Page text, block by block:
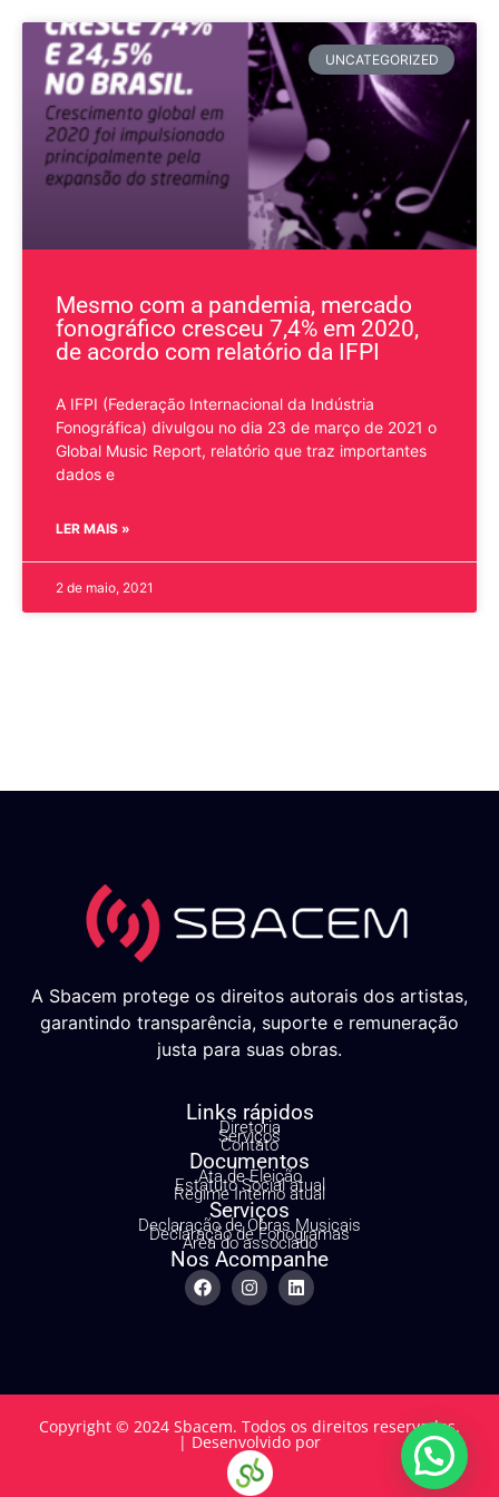
UNCATEGORIZED
Mesmo com a pandemia, mercado
fonográfico cresceu 7,4% em 2020,
de acordo com relatório da IFPI
​A IFPI (Federação Internacional da Indústria
Fonográfica) divulgou no dia 23 de março de 2021 o
Global Music Report, relatório que traz importantes
dados e
LER MAIS »
2 de maio, 2021
A Sbacem protege os direitos autorais dos artistas,
garantindo transparência, suporte e remuneração
justa para suas obras.
Links rápidos
Diretoria
Serviços
Contato
Documentos
Ata de Eleição
Estatuto Social atual
Regime Interno atual
Serviços
Declaração de Obras Musicais
Declaração de Fonogramas
Área do associado
Nos Acompanhe
Copyright © 2024 Sbacem. Todos os direitos reservados.
| Desenvolvido por